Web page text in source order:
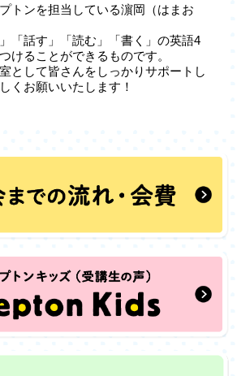
トンを担当している濵岡（はまお
「話す」「読む」「書く」の英語4
けることができるものです。
として皆さんをしっかりサポートし
くお願いいたします！